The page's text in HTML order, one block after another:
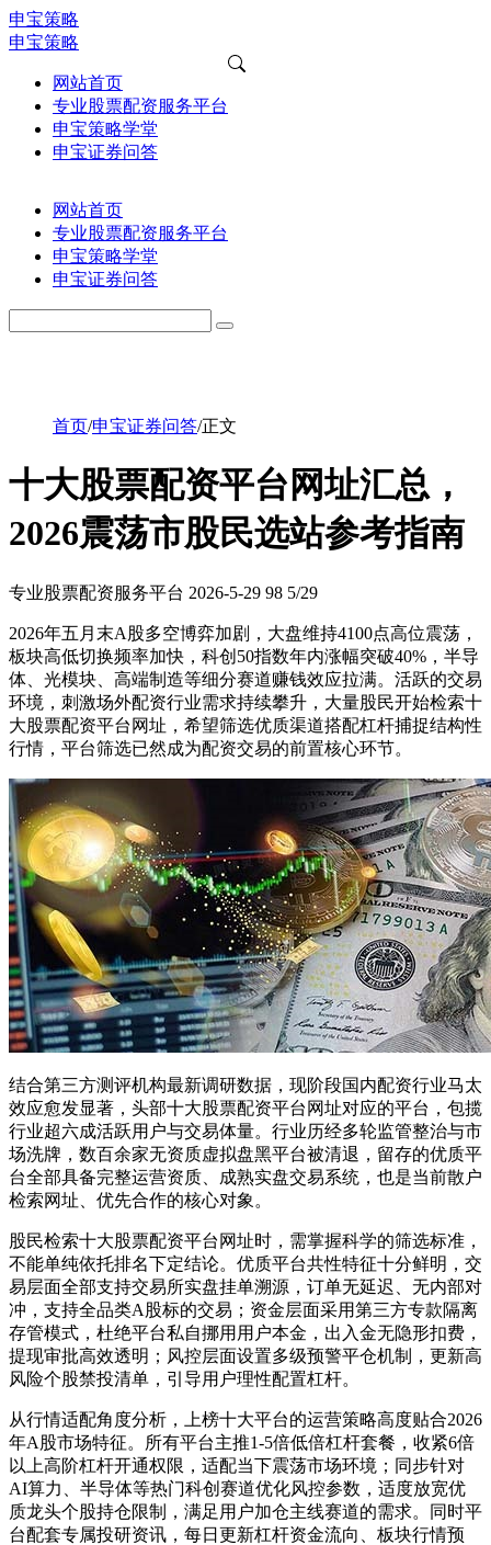
申宝策略
申宝策略
网站首页
专业股票配资服务平台
申宝策略学堂
申宝证券问答
网站首页
专业股票配资服务平台
申宝策略学堂
申宝证券问答
首页/申宝证券问答/正文
十大股票配资平台网址汇总，
2026震荡市股民选站参考指南
专业股票配资服务平台 2026-5-29 98 5/29
2026年五月末A股多空博弈加剧，大盘维持4100点高位震荡，
板块高低切换频率加快，科创50指数年内涨幅突破40%，半导
体、光模块、高端制造等细分赛道赚钱效应拉满。活跃的交易
环境，刺激场外配资行业需求持续攀升，大量股民开始检索十
大股票配资平台网址，希望筛选优质渠道搭配杠杆捕捉结构性
行情，平台筛选已然成为配资交易的前置核心环节。
结合第三方测评机构最新调研数据，现阶段国内配资行业马太
效应愈发显著，头部十大股票配资平台网址对应的平台，包揽
行业超六成活跃用户与交易体量。行业历经多轮监管整治与市
场洗牌，数百余家无资质虚拟盘黑平台被清退，留存的优质平
台全部具备完整运营资质、成熟实盘交易系统，也是当前散户
检索网址、优先合作的核心对象。
股民检索十大股票配资平台网址时，需掌握科学的筛选标准，
不能单纯依托排名下定结论。优质平台共性特征十分鲜明，交
易层面全部支持交易所实盘挂单溯源，订单无延迟、无内部对
冲，支持全品类A股标的交易；资金层面采用第三方专款隔离
存管模式，杜绝平台私自挪用用户本金，出入金无隐形扣费，
提现审批高效透明；风控层面设置多级预警平仓机制，更新高
风险个股禁投清单，引导用户理性配置杠杆。
从行情适配角度分析，上榜十大平台的运营策略高度贴合2026
年A股市场特征。所有平台主推1-5倍低倍杠杆套餐，收紧6倍
以上高阶杠杆开通权限，适配当下震荡市场环境；同步针对
AI算力、半导体等热门科创赛道优化风控参数，适度放宽优
质龙头个股持仓限制，满足用户加仓主线赛道的需求。同时平
台配套专属投研资讯，每日更新杠杆资金流向、板块行情预